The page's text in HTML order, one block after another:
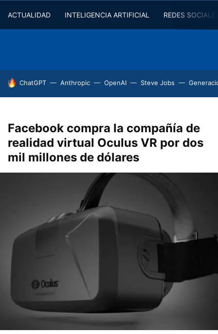
ACTUALIDAD INTELIGENCIA ARTIFICIAL REDES
HOY SE HABLA DE
ChatGPT Anthropic OpenAI Steve Jobs
Facebook compra la compañía de
realidad virtual Oculus VR por dos
mil millones de dólares